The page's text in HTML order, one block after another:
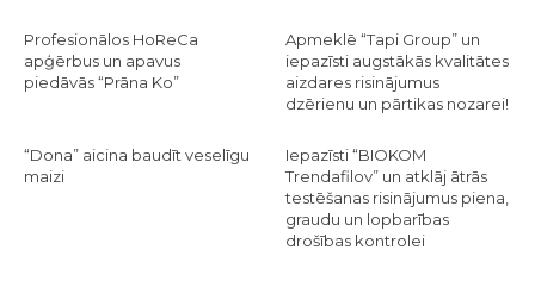
Profesionālos HoReCa
apģērbus un apavus
piedāvās “Prāna Ko”
Apmeklē “Tapi Group” un
iepazīsti augstākās kvalitātes
aizdares risinājumus
dzērienu un pārtikas nozarei!
“Dona” aicina baudīt veselīgu
maizi
Iepazīsti “BIOKOM
Trendafilov” un atklāj ātrās
testēšanas risinājumus piena,
graudu un lopbarības
drošības kontrolei